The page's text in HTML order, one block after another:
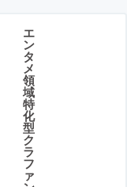
エ
ン
タ
メ
領
域
特
化
型
ク
ラ
フ
ァ